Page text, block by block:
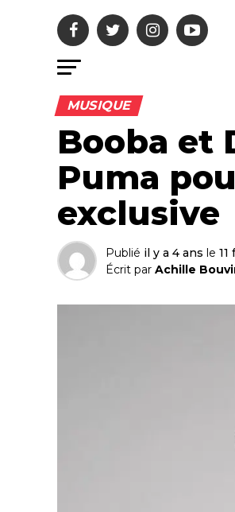
MUSIQUE
Booba et
Puma
exclusive
Publié il y a 4 ans le
Écrit par Achille